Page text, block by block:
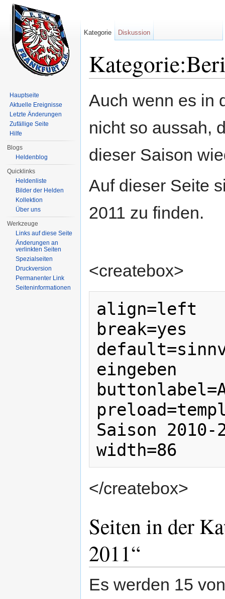
Auch wenn es in
nicht so aussah,
dieser Saison
Auf dieser Seite
2011 zu finden.
<createbox>
align=left
break=yes
eingeben
Saison 2010-
</createbox>
Seiten in der
2011“
Es werden 15
Kategorie Diskussion
Hauptseite
Aktuelle Ereignisse
Letzte Änderungen
Zufällige Seite
Hilfe
Blogs
Heldenblog
Quicklinks
Heldenliste
Bilder der Helden
Kollektion
Über uns
Werkzeuge
Links auf diese Seite
Änderungen an
verlinkten Seiten
Spezialseiten
Druckversion
Permanenter Link
Seiten­informationen